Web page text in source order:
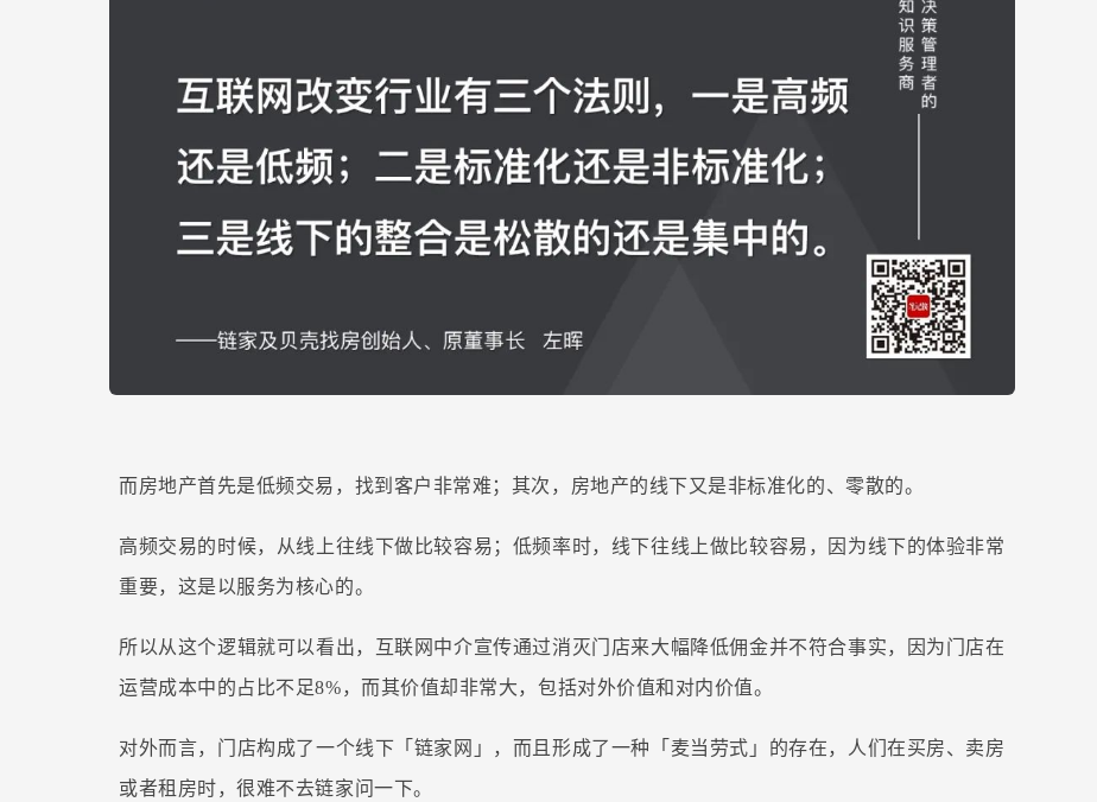
而房地产首先是低频交易，找到客户非常难；其次，房地产的线下又是非标准化的、零散的。
高频交易的时候，从线上往线下做比较容易；低频率时，线下往线上做比较容易，因为线下的体验非常
重要，这是以服务为核心的。
所以从这个逻辑就可以看出，互联网中介宣传通过消灭门店来大幅降低佣金并不符合事实，因为门店在
运营成本中的占比不足8%，而其价值却非常大，包括对外价值和对内价值。
对外而言，门店构成了一个线下「链家网」，而且形成了一种「麦当劳式」的存在，人们在买房、卖房
或者租房时，很难不去链家问一下。